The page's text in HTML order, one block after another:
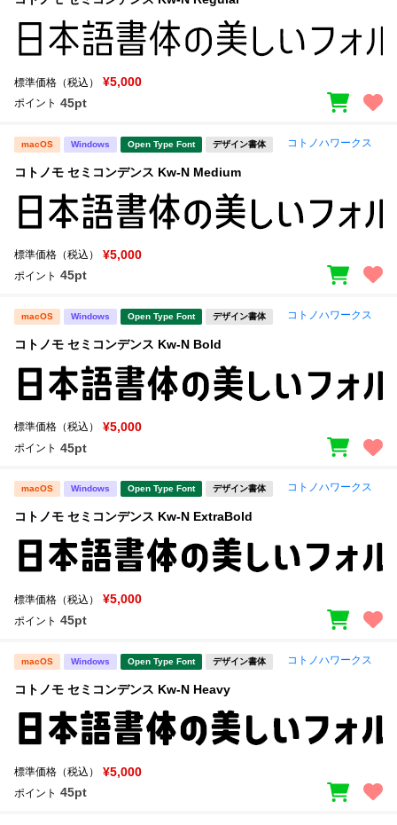
標準価格（税込） ¥5,000
ポイント 45pt
macOS Windows Open Type Font デザイン書体 コトノハワークス
コトノモ セミコンデンス Kw-N Medium
標準価格（税込） ¥5,000
ポイント 45pt
macOS Windows Open Type Font デザイン書体 コトノハワークス
コトノモ セミコンデンス Kw-N Bold
標準価格（税込） ¥5,000
ポイント 45pt
macOS Windows Open Type Font デザイン書体 コトノハワークス
コトノモ セミコンデンス Kw-N ExtraBold
標準価格（税込） ¥5,000
ポイント 45pt
macOS Windows Open Type Font デザイン書体 コトノハワークス
コトノモ セミコンデンス Kw-N Heavy
標準価格（税込） ¥5,000
ポイント 45pt